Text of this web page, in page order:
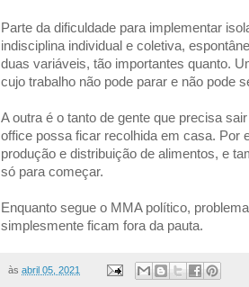
Parte da dificuldade para implementar
indisciplina individual e coletiva,
duas variáveis, tão importantes quanto.
cujo trabalho não pode parar e não pode
A outra é o tanto de gente que precisa
office possa ficar recolhida em casa. Por
produção e distribuição de alimentos, e
só para começar.
Enquanto segue o MMA político,
simplesmente ficam fora da pauta.
às abril 05, 2021